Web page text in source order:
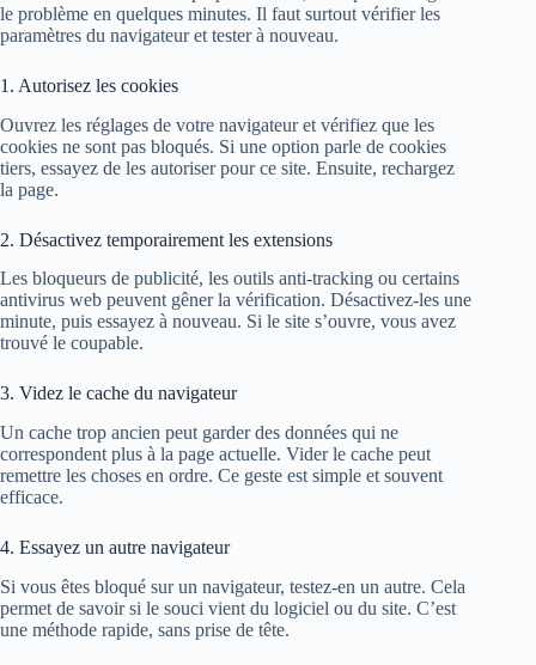
le problème en quelques minutes. Il faut surtout vérifier les
paramètres du navigateur et tester à nouveau.
1. Autorisez les cookies
Ouvrez les réglages de votre navigateur et vérifiez que les
cookies ne sont pas bloqués. Si une option parle de cookies
tiers, essayez de les autoriser pour ce site. Ensuite, rechargez
la page.
2. Désactivez temporairement les extensions
Les bloqueurs de publicité, les outils anti-tracking ou certains
antivirus web peuvent gêner la vérification. Désactivez-les une
minute, puis essayez à nouveau. Si le site s’ouvre, vous avez
trouvé le coupable.
3. Videz le cache du navigateur
Un cache trop ancien peut garder des données qui ne
correspondent plus à la page actuelle. Vider le cache peut
remettre les choses en ordre. Ce geste est simple et souvent
efficace.
4. Essayez un autre navigateur
Si vous êtes bloqué sur un navigateur, testez-en un autre. Cela
permet de savoir si le souci vient du logiciel ou du site. C’est
une méthode rapide, sans prise de tête.